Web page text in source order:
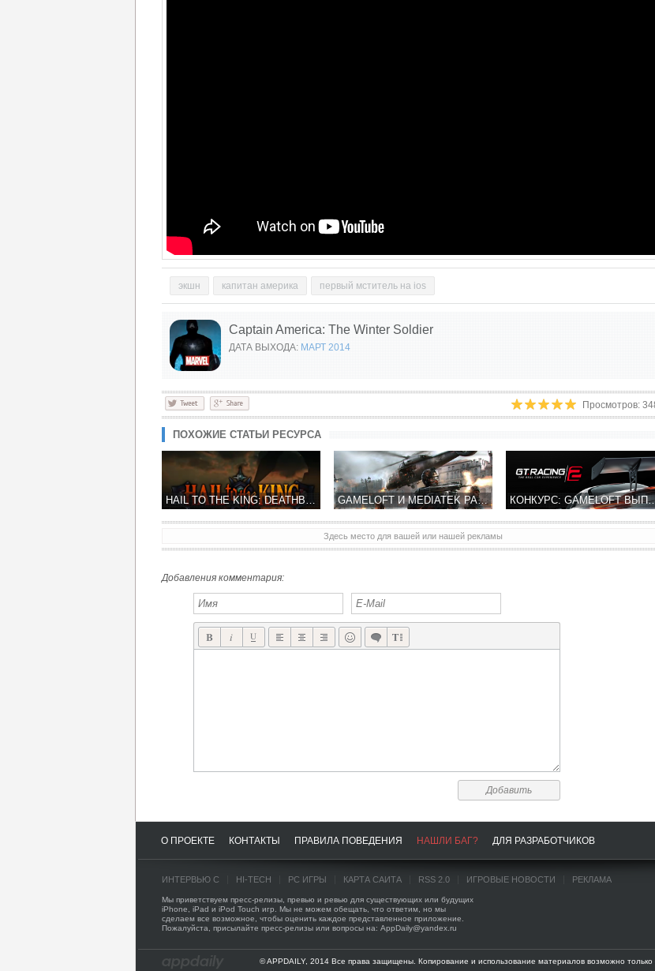
экшн капитан америка первый мститель на ios
Captain America: The Winter Soldier
ДАТА ВЫХОДА: МАРТ 2014
Просмотров:
ПОХОЖИЕ СТАТЬИ РЕСУРСА
HAIL TO THE KING: DEATHBAT – ПЕРВЫЙ ТРЕЙЛЕР ИГРЫ ОТ РОК-ГРУППЫ AVENGED SEVENFOLD GAMELOFT И MEDIATEK РАБОТАЮТ НАД УЛУЧШЕНИЕМ ГРАФИКИ MODERN COMBAT 5 КОНКУРС: GAMELOFT ВЫПУСТИЛ В APP STORE
Здесь место для вашей или нашей рекламы
Добавления комментария:
Добавить
О ПРОЕКТЕ КОНТАКТЫ ПРАВИЛА ПОВЕДЕНИЯ НАШЛИ БАГ? ДЛЯ РАЗРАБОТЧИКОВ
ИНТЕРВЬЮ С HI-TECH PC ИГРЫ КАРТА САЙТА RSS 2.0 ИГРОВЫЕ НОВОСТИ РЕКЛАМА
Мы приветствуем пресс-релизы, превью и ревью для существующих или будущих
iPhone, iPad и iPod Touch игр. Мы не можем обещать, что ответим, но мы
сделаем все возможное, чтобы оценить каждое представленное приложение.
Пожалуйста, присылайте пресс-релизы или вопросы на: AppDaily@yandex.ru
© APPDAILY, 2014 Все права защищены. Копирование и использование материалов возможно только